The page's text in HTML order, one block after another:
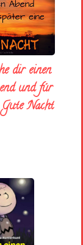
dir einen
und fúr
Nacht